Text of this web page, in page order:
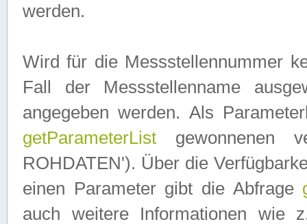
werden.
Wird für die Messstellennummer
Fall der Messstellenname
angegeben werden. Als
getParameterList gewonnenen
ROHDATEN'). Über die
einen Parameter gibt die Abfrage
auch weitere Informationen wie